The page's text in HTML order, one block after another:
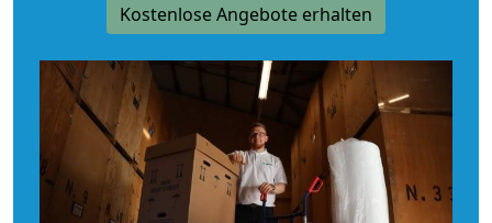
Kostenlose Angebote erhalten